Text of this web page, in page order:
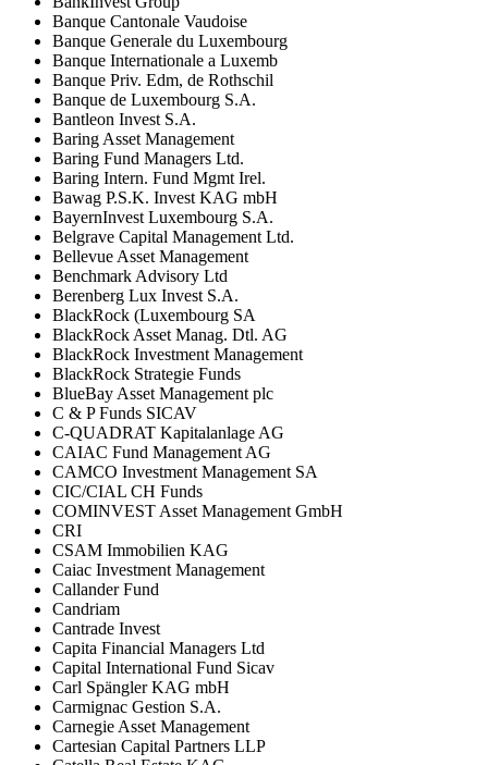
Banque Cantonale Vaudoise
Banque Generale du Luxembourg
Banque Internationale a Luxemb
Banque Priv. Edm, de Rothschil
Banque de Luxembourg S.A.
Bantleon Invest S.A.
Baring Asset Management
Baring Fund Managers Ltd.
Baring Intern. Fund Mgmt Irel.
Bawag P.S.K. Invest KAG mbH
BayernInvest Luxembourg S.A.
Belgrave Capital Management Ltd.
Bellevue Asset Management
Benchmark Advisory Ltd
Berenberg Lux Invest S.A.
BlackRock (Luxembourg SA
BlackRock Asset Manag. Dtl. AG
BlackRock Investment Management
BlackRock Strategie Funds
BlueBay Asset Management plc
C & P Funds SICAV
C-QUADRAT Kapitalanlage AG
CAIAC Fund Management AG
CAMCO Investment Management SA
CIC/CIAL CH Funds
COMINVEST Asset Management GmbH
CRI
CSAM Immobilien KAG
Caiac Investment Management
Callander Fund
Candriam
Cantrade Invest
Capita Financial Managers Ltd
Capital International Fund Sicav
Carl Spängler KAG mbH
Carmignac Gestion S.A.
Carnegie Asset Management
Cartesian Capital Partners LLP